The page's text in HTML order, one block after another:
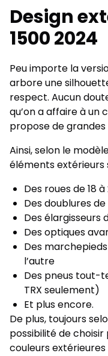
Design
1500 2024
Peu importe la
arbore une
respect. Aucun
qu’on a affaire à un
propose de
Ainsi, selon le
éléments extérieurs
Des roues de 18
Des doublures
Des élargisseurs
Des optiques
Des
l’autre
Des pneus tout-
TRX seulement)
Et plus encore.
De plus, toujours
possibilité de choisir
couleurs